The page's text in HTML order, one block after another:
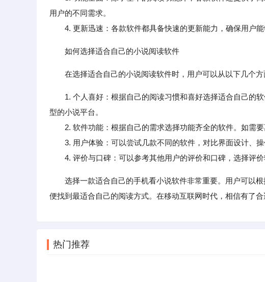
用户的不同需求。
4. 更新迅速：各款软件都具备快速的更新能力，确保用户能
如何选择适合自己的小说阅读软件
在选择适合自己的小说阅读软件时，用户可以从以下几个方
1. 个人喜好：根据自己的阅读习惯和喜好选择适合自己的
型的小说平台。
2. 软件功能：根据自己的需求选择功能齐全的软件。如需要
3. 用户体验：可以尝试几款不同的软件，对比界面设计、操
4. 评价与口碑：可以参考其他用户的评价和口碑，选择评价
选择一款适合自己的手机看小说软件非常重要。用户可以
便找到最适合自己的阅读方式。在移动互联网时代，相信有了
热门推荐